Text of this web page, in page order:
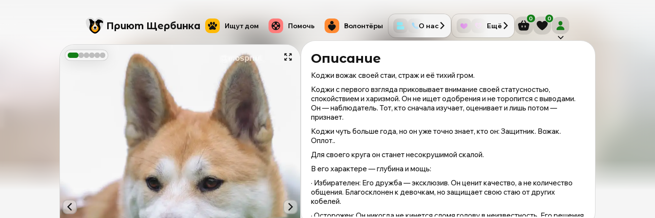
Приют Щербинка
0 0
Ищут дом Помочь Волонтёры О нас Ещё
Описание
Коджи вожак своей стаи, страж и её тихий гром.
Коджи с первого взгляда приковывает внимание своей статусностью,
спокойствием и харизмой. Он не ищет одобрения и не торопится с выводами.
Он — наблюдатель. Тот, кто сначала изучает, оценивает и лишь потом —
признает.
Коджи чуть больше года, но он уже точно знает, кто он: Защитник. Вожак.
Оплот..
Для своего круга он станет несокрушимой скалой.
В его характере — глубина и мощь:
· Избирателен: Его дружба — эксклюзив. Он ценит качество, а не количество
общения. Благосклонен к девочкам, но защищает свою стаю от других
кобелей.
· Осторожен: Он никогда не кинется сломя голову в неизвестность. Его решения